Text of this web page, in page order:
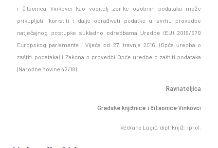
i čitaonica Vinkovci kao voditelj zbirke osobnih podataka može
prikupljati, koristiti i dalje obrađivati podatke u svrhu provedbe
natječajnog postupka sukladno odredbama Uredbe (EU) 2016/679
Europskog parlamenta i Vijeća od 27. travnja 2016. (Opća uredba o
zaštiti podataka) i Zakona o provedbi Opće uredbe o zaštiti podataka
(Narodne novine 42/18).
Ravnateljica
Gradske knjižnice i čitaonice Vinkovci
Vedrana Lugić, dipl. knjiž. i prof.